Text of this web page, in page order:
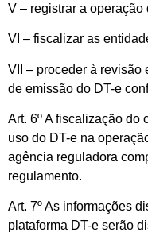
V – registrar a
VI – fiscalizar as
VII – proceder à revisão
de emissão do DT-e
Art. 6º A fiscalização do
uso do DT-e na
agência reguladora
regulamento.
Art. 7º As informações
plataforma DT-e serão